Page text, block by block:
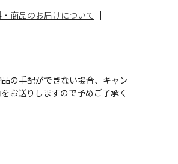
商品のお届けについて
の手配ができない場合、キャン
お送りしますので予めご了承く